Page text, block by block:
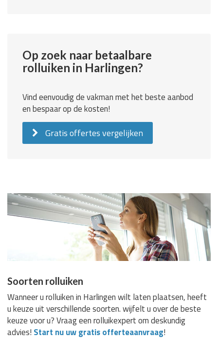
Op zoek naar betaalbare
rolluiken in Harlingen?
Vind eenvoudig de vakman met het beste aanbod
en bespaar op de kosten!
Gratis offertes vergelijken
Soorten rolluiken
Wanneer u rolluiken in Harlingen wilt laten plaatsen, heeft
u keuze uit verschillende soorten. wijfelt u over de beste
keuze voor u? Vraag een rolluikexpert om deskundig
advies! Start nu uw gratis offerteaanvraag!